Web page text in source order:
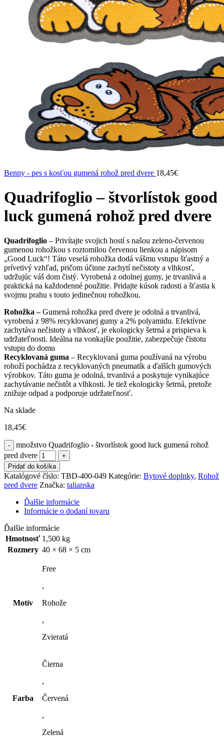
Benny - pes s kosťou gumená rohož pred dvere 18,45€
Quadrifoglio – štvorlístok good
luck gumená rohož pred dvere
Quadrifoglio – Privítajte svojich hostí s našou zeleno-červenou
gumenou rohožkou s roztomilou červenou lienkou a nápisom
„Good Luck“! Táto veselá rohožka dodá vášmu vstupu šťastný a
prívetivý vzhľad, pričom účinne zachytí nečistoty a vlhkosť,
udržujúc váš dom čistý. Vyrobená z odolnej gumy, je trvanlivá a
praktická na každodenné použitie. Pridajte kúsok radosti a šťastia k
svojmu prahu s touto jedinečnou rohožkou.
Rohožka –Gumená rohožka pred dvere je odolná a trvanlivá,
vyrobená z 98% recyklovanej gumy a 2% polyamidu. Efektívne
zachytáva nečistoty a vlhkosť, je ekologicky šetrná a prispieva k
udržateľnosti. Ideálna na vonkajšie použitie, zabezpečuje čistotu
vstupu do domu
Recyklovaná guma – Recyklovaná guma používaná na výrobu
rohoží pochádza z recyklovaných pneumatík a ďalších gumových
výrobkov. Táto guma je odolná, trvanlivá a poskytuje vynikajúce
zachytávanie nečistôt a vlhkosti. Je tiež ekologicky šetrná, pretože
znižuje odpad a podporuje udržateľnosť.
Na sklade
18,45€
množstvo Quadrifoglio - štvorlístok good luck gumená rohož
pred dvere
Pridať do košíka
Katalógové číslo: TBD-400-049 Kategórie: Bytové doplnky, Rohož
pred dvere Značka: talianska
Ďalšie informácie
Informácie o dodaní tovaru
Ďalšie informácie
Hmotnosť 1,500 kg
Rozmery 40 × 68 × 5 cm
Motív
Free
,
Rohože
,
Zvieratá
Farba
Čierna
,
Červená
,
Zelená